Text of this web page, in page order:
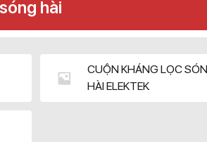
hài
CUỘN KHÁNG LỌC
HÀI ELEKTEK